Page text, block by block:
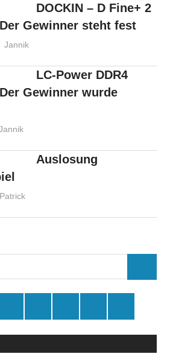
DOCKIN – D Fine+ 2
Gewinner steht fest
Jannik
LC-Power DDR4
Gewinner wurde
Auslosung
Patrick